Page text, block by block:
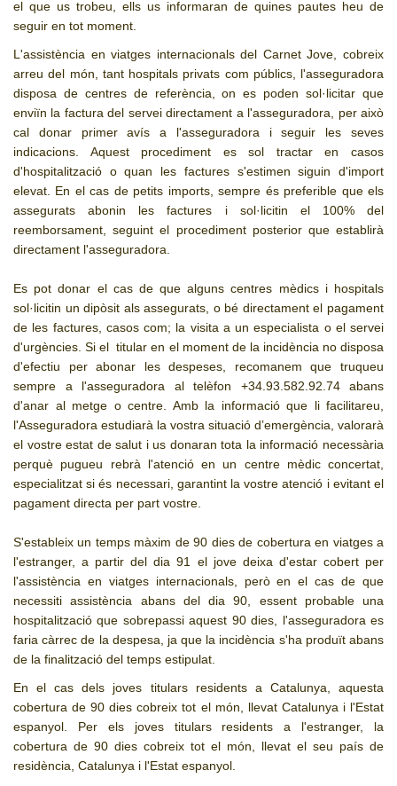
el que us trobeu, ells us informaran de quines pautes heu de
seguir en tot moment.
L'assistència en viatges internacionals del Carnet Jove, cobreix
arreu del món, tant hospitals privats com públics, l'asseguradora
disposa de centres de referència, on es poden sol·licitar que
enviïn la factura del servei directament a l'asseguradora, per això
cal donar primer avís a l'asseguradora i seguir les seves
indicacions. Aquest procediment es sol tractar en casos
d'hospitalització o quan les factures s'estimen siguin d'import
elevat. En el cas de petits imports, sempre és preferible que els
assegurats abonin les factures i sol·licitin el 100% del
reemborsament, seguint el procediment posterior que establirà
directament l'asseguradora.
Es pot donar el cas de que alguns centres mèdics i hospitals
sol·licitin un dipòsit als assegurats, o bé directament el pagament
de les factures, casos com; la visita a un especialista o el servei
d'urgències. Si el titular en el moment de la incidència no disposa
d'efectiu per abonar les despeses, recomanem que truqueu
sempre a l'asseguradora al telèfon +34.93.582.92.74 abans
d'anar al metge o centre. Amb la informació que li facilitareu,
l'Asseguradora estudiarà la vostra situació d’emergència, valorarà
el vostre estat de salut i us donaran tota la informació necessària
perquè pugueu rebrà l'atenció en un centre mèdic concertat,
especialitzat si és necessari, garantint la vostre atenció i evitant el
pagament directa per part vostre.
S'estableix un temps màxim de 90 dies de cobertura en viatges a
l'estranger, a partir del dia 91 el jove deixa d'estar cobert per
l'assistència en viatges internacionals, però en el cas de que
necessiti assistència abans del dia 90, essent probable una
hospitalització que sobrepassi aquest 90 dies, l'asseguradora es
faria càrrec de la despesa, ja que la incidència s'ha produït abans
de la finalització del temps estipulat.
En el cas dels joves titulars residents a Catalunya, aquesta
cobertura de 90 dies cobreix tot el món, llevat Catalunya i l'Estat
espanyol. Per els joves titulars residents a l'estranger, la
cobertura de 90 dies cobreix tot el món, llevat el seu país de
residència, Catalunya i l'Estat espanyol.